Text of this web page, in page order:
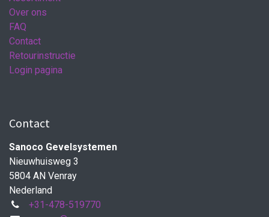
Over ons
FAQ
Contact
Retourinstructie
Login pagina
Contact
Sanoco Gevelsystemen
Nieuwhuisweg 3
5804 AN Venray
Nederland
+31-478-519770